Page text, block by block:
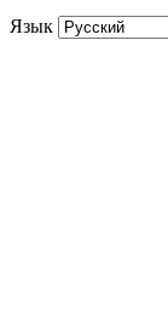
Язык